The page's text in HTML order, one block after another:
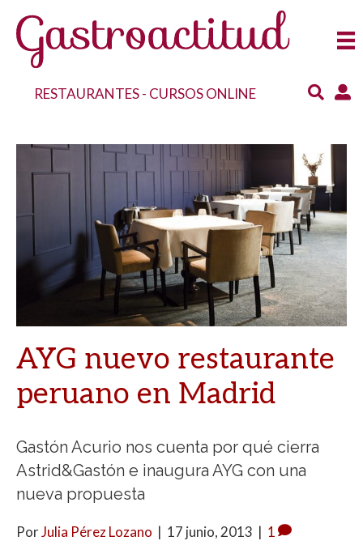
RESTAURANTES- CURSOS ONLINE
AYG nuevo restaurante
peruano en Madrid
Gastón Acurio nos cuenta por qué cierra
Astrid&Gastón e inaugura AYG con una
nueva propuesta
PorJulia Pérez Lozano | 17 junio, 2013 | 1